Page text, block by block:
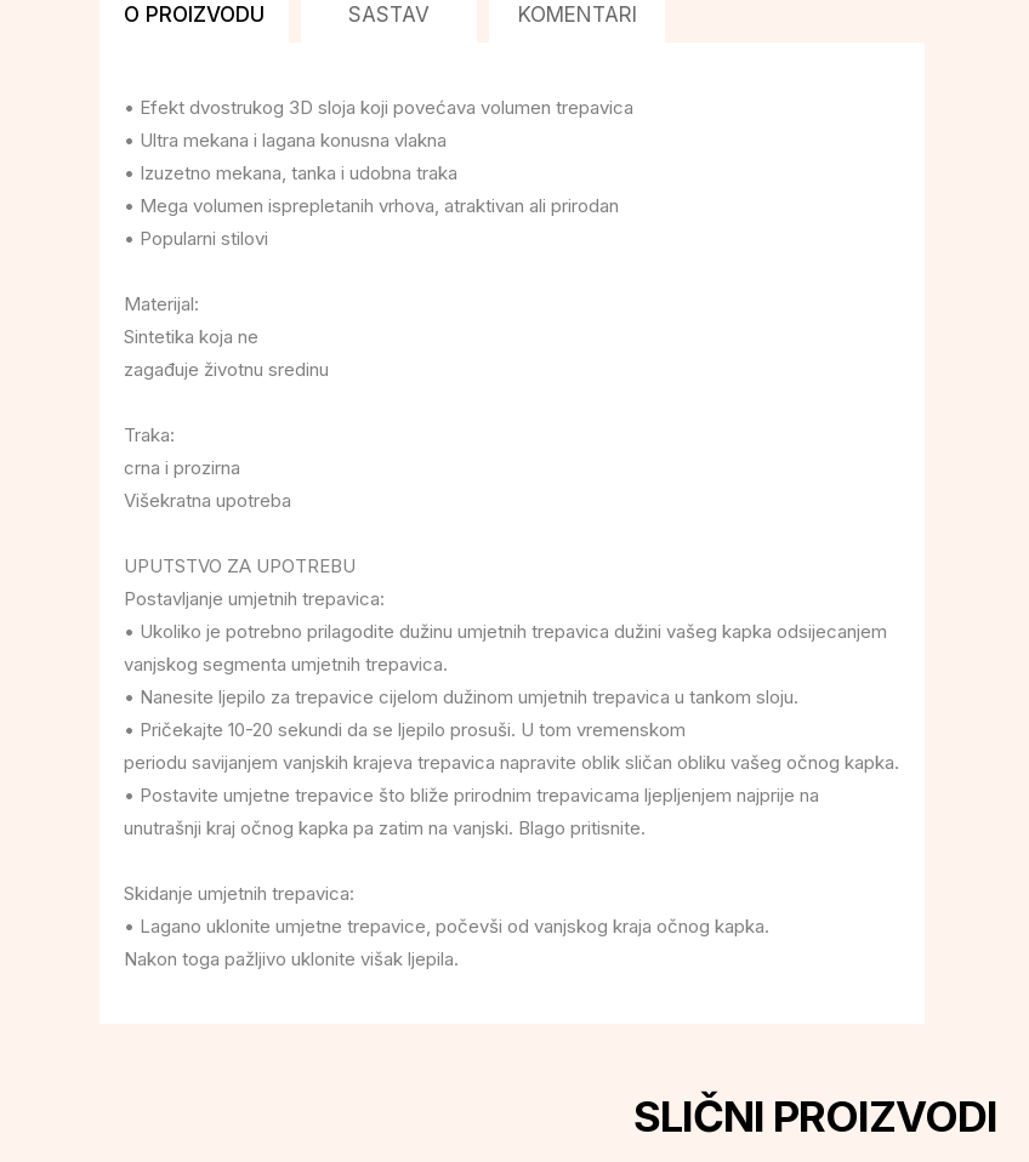
O PROIZVODU SASTAV KOMENTARI
• Efekt dvostrukog 3D sloja koji povećava volumen trepavica
• Ultra mekana i lagana konusna vlakna
• Izuzetno mekana, tanka i udobna traka
• Mega volumen isprepletanih vrhova, atraktivan ali prirodan
• Popularni stilovi
Materijal:
Sintetika koja ne
zagađuje životnu sredinu
Traka:
crna i prozirna
Višekratna upotreba
UPUTSTVO ZA UPOTREBU
Postavljanje umjetnih trepavica:
• Ukoliko je potrebno prilagodite dužinu umjetnih trepavica dužini vašeg kapka odsijecanjem
vanjskog segmenta umjetnih trepavica.
• Nanesite ljepilo za trepavice cijelom dužinom umjetnih trepavica u tankom sloju.
• Pričekajte 10-20 sekundi da se ljepilo prosuši. U tom vremenskom
periodu savijanjem vanjskih krajeva trepavica napravite oblik sličan obliku vašeg očnog kapka.
• Postavite umjetne trepavice što bliže prirodnim trepavicama ljepljenjem najprije na
unutrašnji kraj očnog kapka pa zatim na vanjski. Blago pritisnite.
Skidanje umjetnih trepavica:
• Lagano uklonite umjetne trepavice, počevši od vanjskog kraja očnog kapka.
Nakon toga pažljivo uklonite višak ljepila.
SLIČNI PROIZVODI